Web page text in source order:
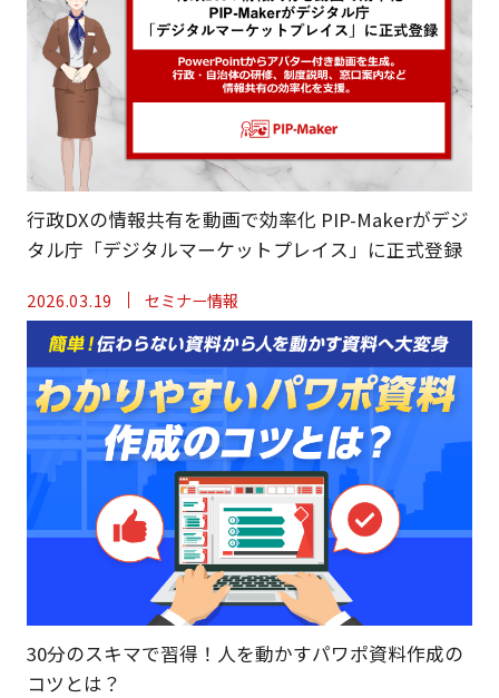
行政DXの情報共有を動画で効率化 PIP-Makerがデジ
タル庁「デジタルマーケットプレイス」に正式登録
2026.03.19 セミナー情報
30分のスキマで習得！人を動かすパワポ資料作成の
コツとは？